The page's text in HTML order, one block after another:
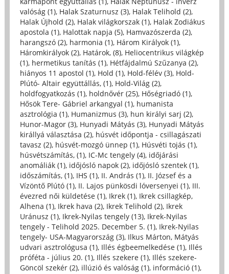
valóság (1), Halak Szaturnusz (3), Halak Telihold (2),
Halak Újhold (2), Halak világkorszak (1), Halak Zodiákus
apostola (1), Halottak napja (5), Hamvazószerda (2),
harangszó (2), harmonia (1), Három Királyok (1),
Háromkirályok (2), Határok, (8), Heliocentrikus világkép
(1), hermetikus tanítás (1), Hétfájdalmú Szűzanya (2),
hiányos 11 apostol (1), Hold (1), Hold-félév (3), Hold-
Plútó- Altair együttállás, (1), Hold-Világ (2),
holdfogyatkozás (1), holdnővér (25), Hőségriadó (1),
Hősök Tere- Gábriel arkangyal (1), humanista
asztrológia (1), Humanizmus (3), hun királyi sarj (2),
Hunor-Magor (3), Hunyadi Mátyás (3), Hunyadi Mátyás
királlyá választása (2), húsvét időpontja - csillagászati
tavasz (2), húsvét-mozgó ünnep (1), Húsvéti tojás (1),
húsvétszámítás, (1), IC-Mc tengely (4), időjárási
anomáliák (1), időjósló napok (2), időjósló szentek (1),
időszámítás, (1), IHS (1), II. András (1), II. József és a
Vízöntő Plútó (1), II. Lajos pünkösdi lóversenyei (1), III.
évezred női küldetése (1), Ikrek (1), Ikrek csillagkép,
Alhena (1), Ikrek hava (2), Ikrek Telihold (2), Ikrek
Uránusz (1), Ikrek-Nyilas tengely (13), Ikrek-Nyilas
tengely - Telihold 2025. December 5. (1), Ikrek-Nyilas
tengely- USA-Magyarország (3), Ilkus Márton, Mátyás
udvari asztrológusa (1), Illés égbeemelkedése (1), Illés
próféta - július 20. (1), Illés szekere (1), Illés szekere-
Göncöl szekér (2), illúzió és valóság (1), információ (1),